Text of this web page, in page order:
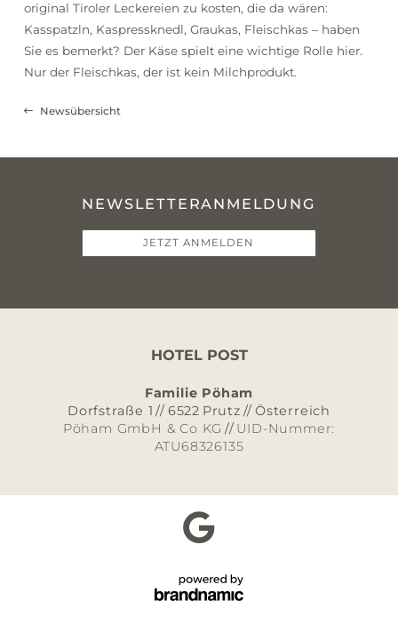
original Tiroler Leckereien zu kosten, die da wären:
Kasspatzln, Kaspressknedl, Graukas, Fleischkas – haben
Sie es bemerkt? Der Käse spielt eine wichtige Rolle hier.
Nur der Fleischkas, der ist kein Milchprodukt.
Newsübersicht
NEWSLETTERANMELDUNG
JETZT ANMELDEN
HOTEL POST
Familie Pöham
Dorfstraße 1 // 6522 Prutz // Österreich
Pöham GmbH & Co KG // UID-Nummer:
ATU68326135